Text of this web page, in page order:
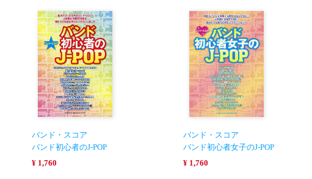
バンド・スコア
バンド初心者のJ-POP
¥ 1,760
バンド・スコア
バンド初心者女子のJ-POP
¥ 1,760